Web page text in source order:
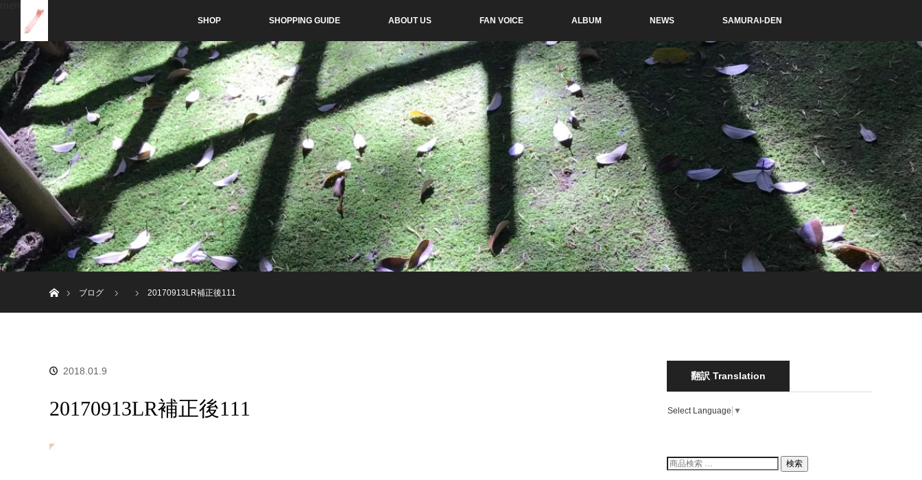
SHOP SHOPPING GUIDE ABOUT US FAN VOICE ALBUM NEWS SAMURAI-DEN
ブログ
20170913LR補正後111
2018.01.9
20170913LR補正後111
翻訳 Translation
Select Language ▼
検
索
検索